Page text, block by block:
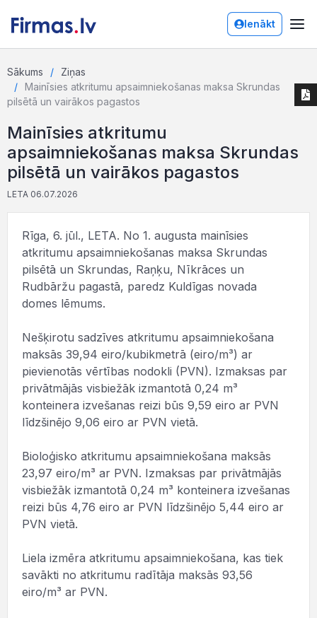
Ienākt
Sākums
Ziņas
Mainīsies atkritumu apsaimniekošanas maksa Skrundas
pilsētā un vairākos pagastos
Mainīsies atkritumu
apsaimniekošanas maksa Skrundas
pilsētā un vairākos pagastos
LETA 06.07.2026
Rīga, 6. jūl., LETA. No 1. augusta mainīsies
atkritumu apsaimniekošanas maksa Skrundas
pilsētā un Skrundas, Raņķu, Nīkrāces un
Rudbāržu pagastā, paredz Kuldīgas novada
domes lēmums.
Nešķirotu sadzīves atkritumu apsaimniekošana
maksās 39,94 eiro/kubikmetrā (eiro/m³) ar
pievienotās vērtības nodokli (PVN). Izmaksas par
privātmājās visbiežāk izmantotā 0,24 m³
konteinera izvešanas reizi būs 9,59 eiro ar PVN
līdzšinējo 9,06 eiro ar PVN vietā.
Bioloģisko atkritumu apsaimniekošana maksās
23,97 eiro/m³ ar PVN. Izmaksas par privātmājās
visbiežāk izmantotā 0,24 m³ konteinera izvešanas
reizi būs 4,76 eiro ar PVN līdzšinējo 5,44 eiro ar
PVN vietā.
Liela izmēra atkritumu apsaimniekošana, kas tiek
savākti no atkritumu radītāja maksās 93,56
eiro/m³ ar PVN.